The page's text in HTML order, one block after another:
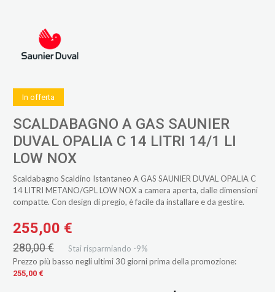
In offerta
SCALDABAGNO A GAS SAUNIER
DUVAL OPALIA C 14 LITRI 14/1 LI
LOW NOX
Scaldabagno Scaldino Istantaneo A GAS SAUNIER DUVAL OPALIA C
14 LITRI METANO/GPL LOW NOX a camera aperta, dalle dimensioni
compatte. Con design di pregio, è facile da installare e da gestire.
255,00 €
280,00 €
Stai risparmiando -9%
Prezzo più basso negli ultimi 30 giorni prima della promozione:
255,00 €